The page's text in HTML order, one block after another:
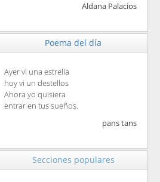
Aldana Palacios
Poema del día
Ayer vi una estrella
hoy vi un destellos
Ahora yo quisiera
entrar en tus sueños.
pans tans
Secciones populares